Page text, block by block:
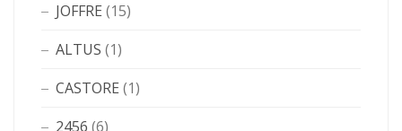
JOFFRE (15)
ALTUS (1)
CASTORE (1)
2456 (6)